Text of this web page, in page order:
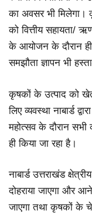
का अवसर भी मिलेगा।
को वित्तीय सहायता/
के आयोजन के दौरान ही
समझौता ज्ञापन भी
कृषकों के उत्पाद को
लिए व्यवस्था नाबार्ड
महोत्सव के दौरान
ही किया जा रहा है।
नाबार्ड उत्तराखंड
दोहराया जाएगा और
जाएगा तथा कृषकों के